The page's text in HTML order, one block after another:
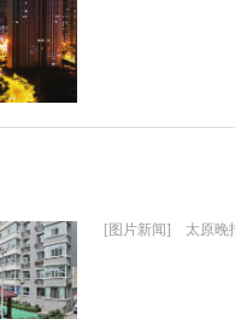
[图片新闻] 太原晚